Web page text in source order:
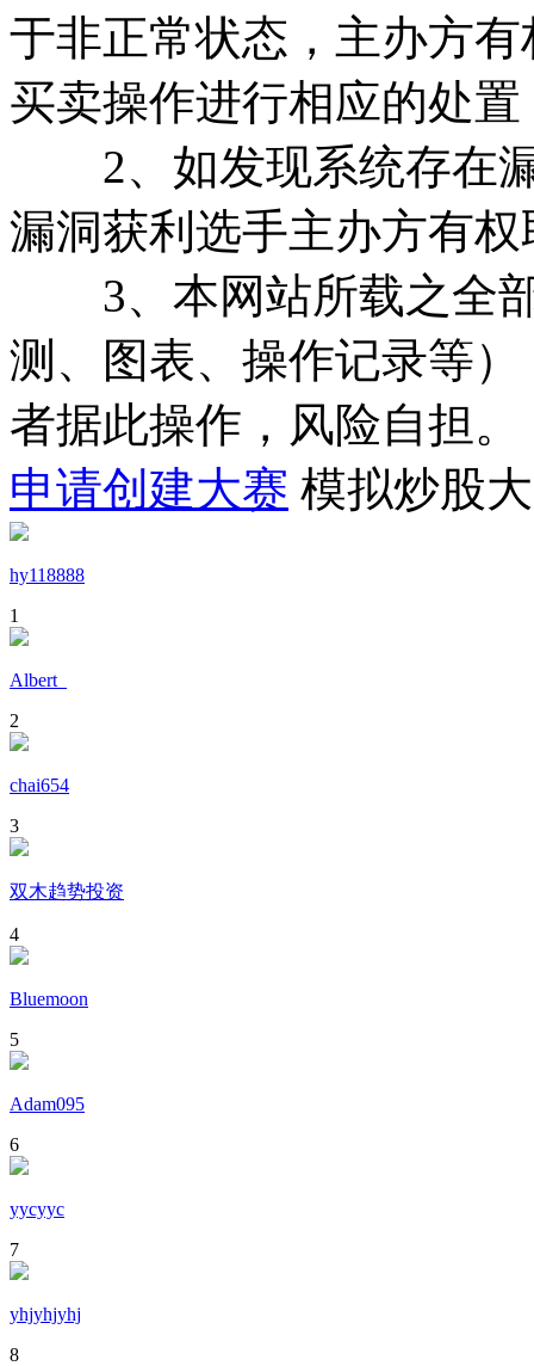
于非正常状态，主办方
买卖操作进行相应的处置
2、如发现系统存在漏
漏洞获利选手主办方有
3、本网站所载之全部
测、图表、操作记录等
者据此操作，风险自担。
申请创建大赛 模拟炒股
hy118888
1
Albert_
2
chai654
3
双木趋势投资
4
Bluemoon
5
Adam095
6
yycyyc
7
yhjyhjyhj
8